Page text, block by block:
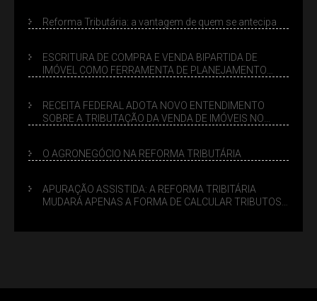
Reforma Tributária: a vantagem de quem se antecipa
ESCRITURA DE COMPRA E VENDA BIPARTIDA DE
IMÓVEL COMO FERRAMENTA DE PLANEJAMENTO
RECEITA FEDERAL ADOTA NOVO ENTENDIMENTO
SOBRE A TRIBUTAÇÃO DA VENDA DE IMÓVEIS NO
O AGRONEGÓCIO NA REFORMA TRIBUTÁRIA
APURAÇÃO ASSISTIDA: A REFORMA TRIBITÁRIA
MUDARÁ APENAS A FORMA DE CALCULAR TRIBUTOS